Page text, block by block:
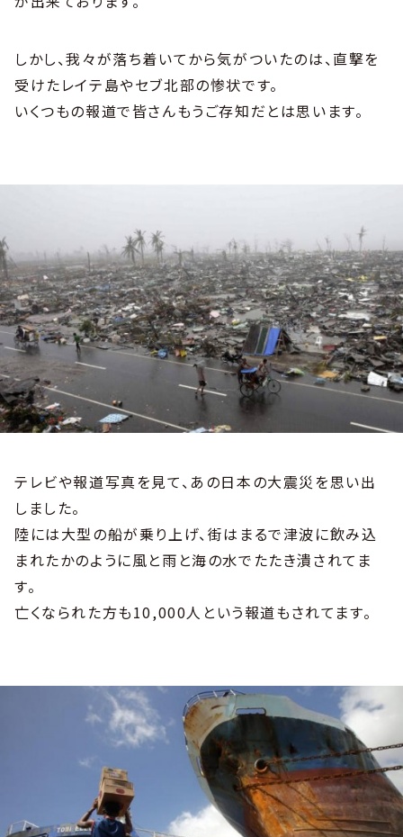
しかし、我々が落ち着いてから気がついたのは、直撃を
受けたレイテ島やセブ北部の惨状です。
いくつもの報道で皆さんもうご存知だとは思います。
テレビや報道写真を見て、あの日本の大震災を思い出
しました。
陸には大型の船が乗り上げ、街はまるで津波に飲み込
まれたかのように風と雨と海の水でたたき潰されてま
す。
亡くなられた方も10,000人という報道もされてます。